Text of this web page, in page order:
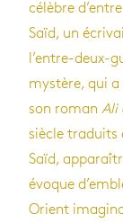
célèbre
Saïd, un
l’entre-deux-
mystère, qui
son roman Ali
siècle traduits
Saïd,
évoque
Orient